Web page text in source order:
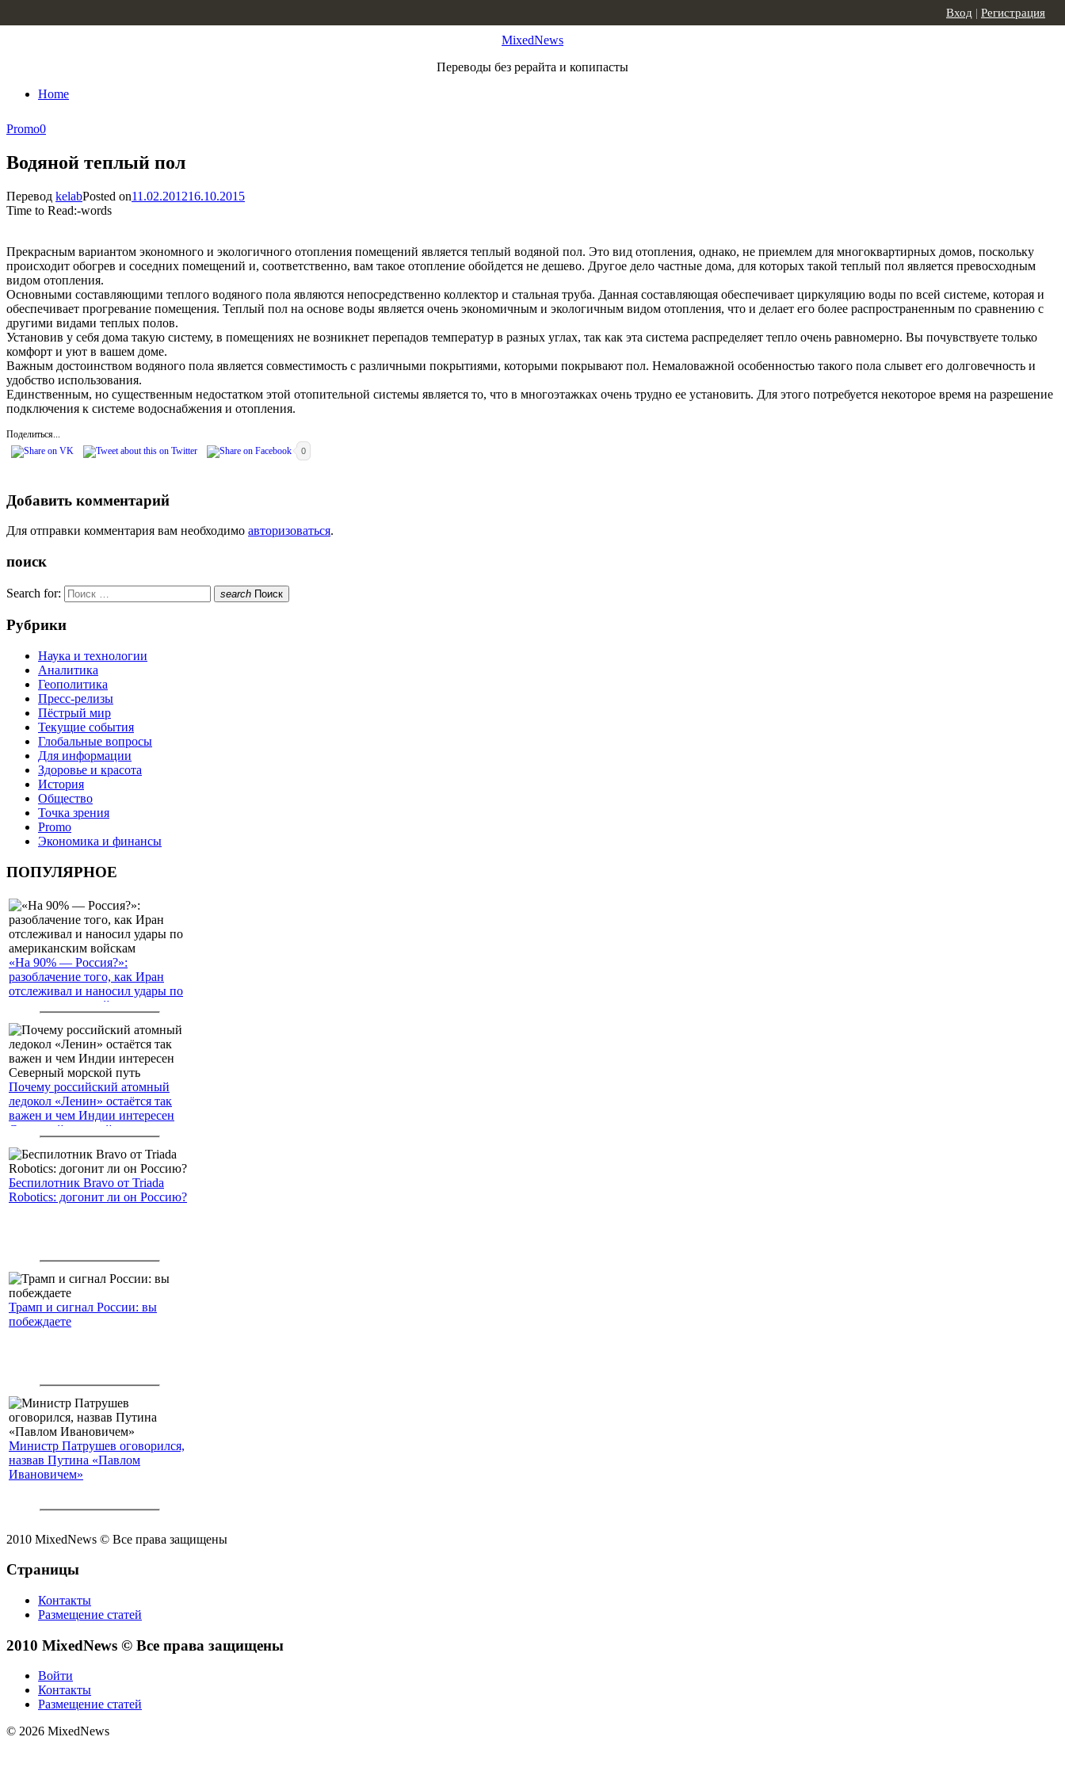
MixedNews
Переводы без рерайта и копипасты
Home
Вход | Регистрация
Promo0
Водяной теплый пол
Перевод kelabPosted on11.02.201216.10.2015
Time to Read:-words
Прекрасным вариантом экономного и экологичного отопления помещений является теплый водяной пол. Это вид отопления, однако, не приемлем для многоквартирных домов, поскольку
происходит обогрев и соседних помещений и, соответственно, вам такое отопление обойдется не дешево. Другое дело частные дома, для которых такой теплый пол является превосходным
видом отопления.
Основными составляющими теплого водяного пола являются непосредственно коллектор и стальная труба. Данная составляющая обеспечивает циркуляцию воды по всей системе, которая и
обеспечивает прогревание помещения. Теплый пол на основе воды является очень экономичным и экологичным видом отопления, что и делает его более распространенным по сравнению с
другими видами теплых полов.
Установив у себя дома такую систему, в помещениях не возникнет перепадов температур в разных углах, так как эта система распределяет тепло очень равномерно. Вы почувствуете только
комфорт и уют в вашем доме.
Важным достоинством водяного пола является совместимость с различными покрытиями, которыми покрывают пол. Немаловажной особенностью такого пола слывет его долговечность и
удобство использования.
Единственным, но существенным недостатком этой отопительной системы является то, что в многоэтажках очень трудно ее установить. Для этого потребуется некоторое время на разрешение
подключения к системе водоснабжения и отопления.
Поделиться...
0
Добавить комментарий
Для отправки комментария вам необходимо авторизоваться.
поиск
Search for: search Поиск
Рубрики
Наука и технологии
Аналитика
Геополитика
Пресс-релизы
Пёстрый мир
Текущие события
Глобальные вопросы
Для информации
Здоровье и красота
История
Общество
Точка зрения
Promo
Экономика и финансы
ПОПУЛЯРНОЕ
«На 90% — Россия?»:
разоблачение того, как Иран
отслеживал и наносил удары по
американским войскам
Почему российский атомный
ледокол «Ленин» остаётся так
важен и чем Индии интересен
Северный морской путь
Беспилотник Bravo от Triada
Robotics: догонит ли он Россию?
Трамп и сигнал России: вы
побеждаете
Министр Патрушев оговорился,
назвав Путина «Павлом
Ивановичем»
2010 MixedNews © Все права защищены
Страницы
Контакты
Размещение статей
2010 MixedNews © Все права защищены
Войти
Контакты
Размещение статей
© 2026 MixedNews